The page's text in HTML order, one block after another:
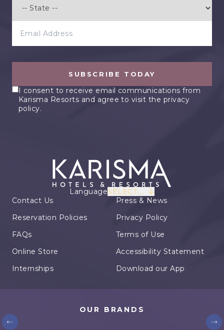
SUBSCRIBE TODAY
I consent to receive email communications from
Karisma Resorts and agree to visit the privacy
policy.
LanguageSELECT...
Contact Us
Reservation Policies
FAQs
Online Store
Internships
Press & News
Privacy Policy
Terms of Use
Accessibility Statement
Download our App
OUR BRANDS